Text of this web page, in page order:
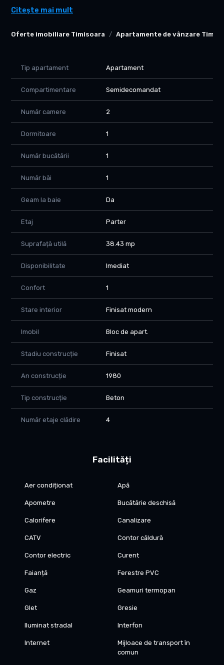
Oferte imobiliare Timisoara Apartamente de vânzare
compartimentarea practica.
Detalii generale:
- Etaj: Parter
- Bloc cu 4 etaje
Compartimentare:
- Hol acces
- Bucatarie
- Baie
- Living
- Dormitor
Dotari si beneficii:
- Parchet din lemn masiv
- Baie renovata
- Pozitionare excelenta pentru locuit sau investitie
Aspecte importante:
- Fara centrala proprie
- Blocul NU este anvelopat
Localizare:
- 10 minute de mers pe jos pana la Iulius Mall
- 8 minute de mers cu masina pana in Complex
Apartamentul este optim si pentru investitie, pretul chiriei
care se poate cere este intre 350-380 euro, in stadiul actual.
Pentru detalii si programarea unei vizionari, contacteaza-ma.
Citește mai mult
Tip apartament Apartament
Compartimentare Semidecomandat
Număr camere 2
Dormitoare 1
Număr bucătării 1
Număr băi 1
Geam la baie Da
Etaj Parter
Suprafață utilă 38.43 mp
Disponibilitate Imediat
Confort 1
Stare interior Finisat modern
Imobil Bloc de apart.
Stadiu construcție Finisat
An construcție 1980
Tip construcție Beton
Număr etaje clădire 4
Facilități
Aer condiționat Apă
Apometre Bucătărie deschisă
Calorifere Canalizare
CATV Contor căldură
Contor electric Curent
Faianță Ferestre PVC
Gaz Geamuri termopan
Glet Gresie
Iluminat stradal Interfon
Internet
Mijloace de transport în
comun